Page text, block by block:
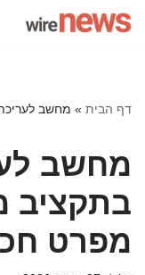
דף הבית » מחשב
מחשב
בתקציב
מפרט